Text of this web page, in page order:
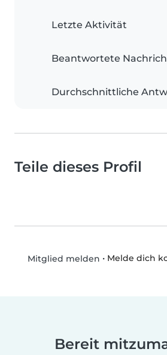
Letzte Aktivität
Beantwortete
Durchschnittliche
Teile dieses Profil
Mitglied melden • Melde dich
Bereit